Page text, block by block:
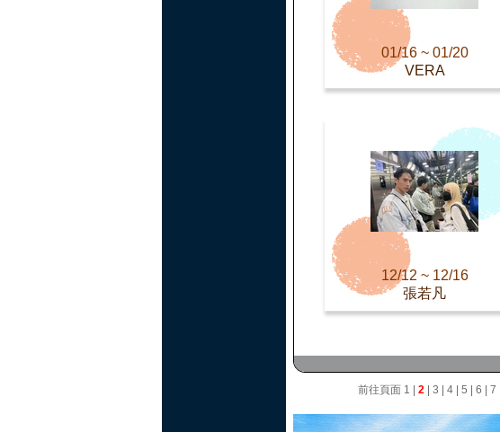
01/16 ~ 01/20
VERA
12/12 ~ 12/16
張若凡
前往頁面 1 2| 3 4| 5 6 7